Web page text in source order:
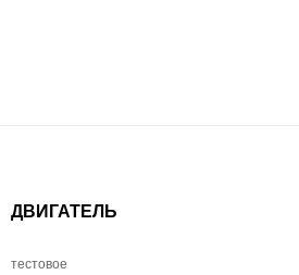
ДВИГАТЕЛЬ
тестовое